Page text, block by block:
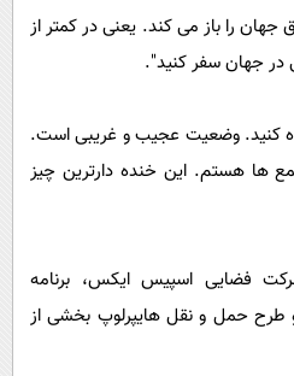
جهان را باز می کند. یعنی در کمتر از
در جهان سفر کنید".
کنید. وضعیت عجیب و غریبی است.
ها هستم. این خنده دارترین چیز
فضایی اسپیس ایکس،‌ برنامه
و طرح حمل و نقل هایپرلوپ بخشی از